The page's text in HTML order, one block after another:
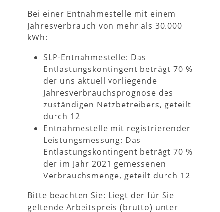
Bei einer Entnahmestelle mit einem
Jahresverbrauch von mehr als 30.000
kWh:
SLP-Entnahmestelle: Das
Entlastungskontingent beträgt 70 %
der uns aktuell vorliegende
Jahresverbrauchsprognose des
zuständigen Netzbetreibers, geteilt
durch 12
Entnahmestelle mit registrierender
Leistungsmessung: Das
Entlastungskontingent beträgt 70 %
der im Jahr 2021 gemessenen
Verbrauchsmenge, geteilt durch 12
Bitte beachten Sie: Liegt der für Sie
geltende Arbeitspreis (brutto) unter